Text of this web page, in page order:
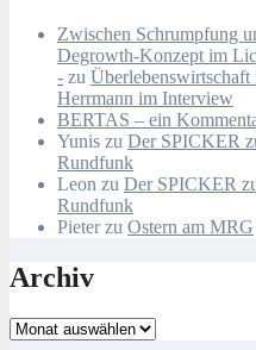
Zwischen Schrumpfung
Degrowth-Konzept im
- zu
Herrmann im Interview
BERTAS – ein
Yunis zu Der SPICKER
Rundfunk
Leon zu Der SPICKER
Rundfunk
Pieterzu Ostern am MRG
Archiv
Archiv